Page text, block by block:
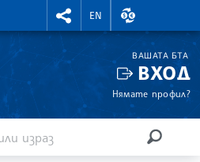
RIGHTMENU.SOCIAL
EN
ВАЛУТНИ
ВАШАТА БТА
ВХОД
Нямате профил?